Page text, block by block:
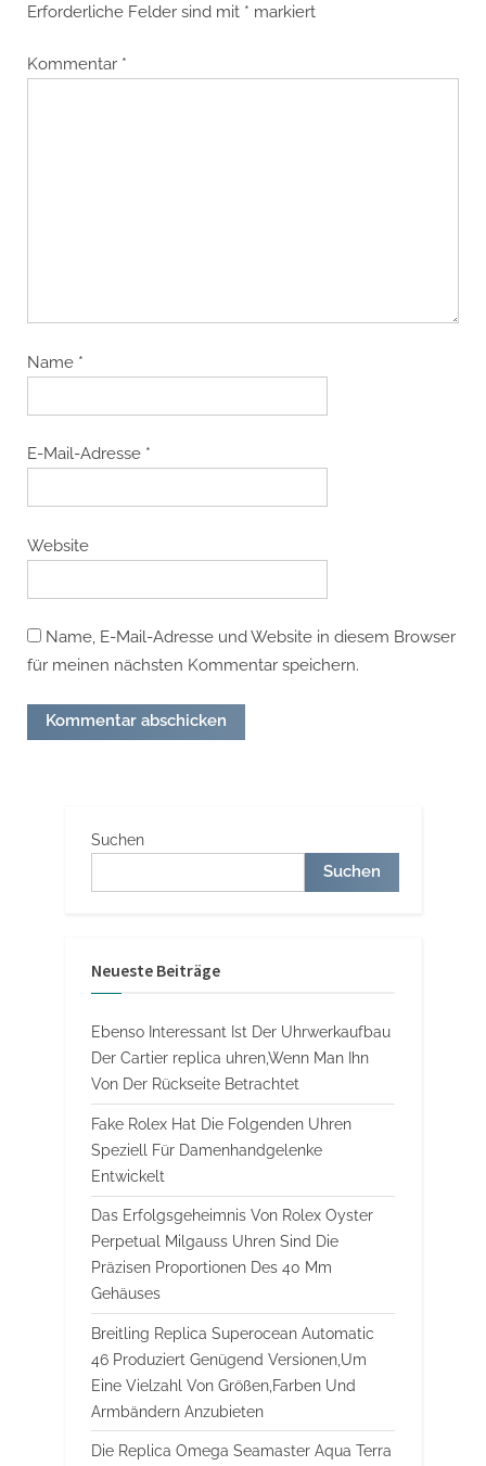
Erforderliche Felder sind mit * markiert
Kommentar *
Name *
E-Mail-Adresse *
Website
Name, E-Mail-Adresse und Website in diesem Browser
für meinen nächsten Kommentar speichern.
Suchen
Suchen
Neueste Beiträge
Ebenso Interessant Ist Der Uhrwerkaufbau
Der Cartier replica uhren,Wenn Man Ihn
Von Der Rückseite Betrachtet
Fake Rolex Hat Die Folgenden Uhren
Speziell Für Damenhandgelenke
Entwickelt
Das Erfolgsgeheimnis Von Rolex Oyster
Perpetual Milgauss Uhren Sind Die
Präzisen Proportionen Des 40 Mm
Gehäuses
Breitling Replica Superocean Automatic
46 Produziert Genügend Versionen,Um
Eine Vielzahl Von Größen,Farben Und
Armbändern Anzubieten
Die Replica Omega Seamaster Aqua Terra